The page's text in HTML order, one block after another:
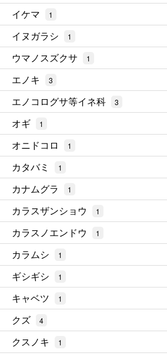
イケマ 1
イヌガラシ 1
ウマノスズクサ 1
エノキ 3
エノコログサ等イネ科 3
オギ 1
オニドコロ 1
カタバミ 1
カナムグラ 1
カラスザンショウ 1
カラスノエンドウ 1
カラムシ 1
ギシギシ 1
キャベツ 1
クズ 4
クスノキ 1